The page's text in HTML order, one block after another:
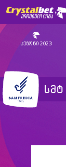
სეზონი 2023
სმტ